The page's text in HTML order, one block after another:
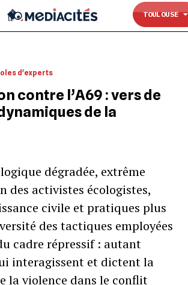
TOULOUSE
TOULOUSE
d'experts
contre l’A69 : vers de
de la
dégradée, extrême
des activistes écologistes,
civile et pratiques plus
des tactiques employées
cadre répressif : autant
interagissent et dictent la
la violence dans le conflit